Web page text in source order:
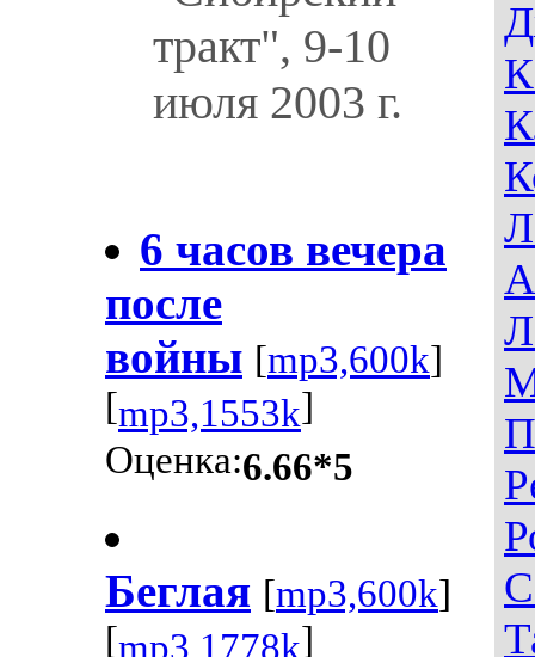
тракт", 9-10
июля 2003 г.
6 часов вечера
после
войны [mp3,600k]
[mp3,1553k]
Оценка:6.66*5
Беглая [mp3,600k]
[mp3,1778k]